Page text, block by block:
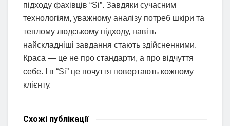
підходу фахівців “Si”. Завдяки сучасним
технологіям, уважному аналізу потреб шкіри та
теплому людському підходу, навіть
найскладніші завдання стають здійсненними.
Краса — це не про стандарти, а про відчуття
себе. І в “Si” це почуття повертають кожному
клієнту.
Схожі публікації